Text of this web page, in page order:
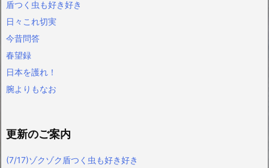
盾つく虫も好き好き
日々これ切実
今昔問答
春望録
日本を護れ！
腕よりもなお
更新のご案内
(7/17)ゾクゾク盾つく虫も好き好き